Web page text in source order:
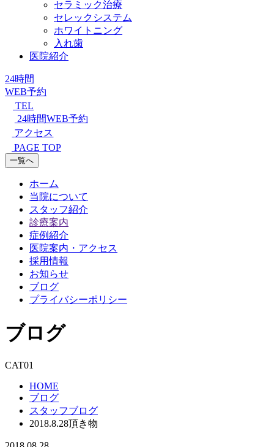
セラミック治療
セレックシステム
ホワイトニング
入れ歯
医院紹介
24時間
WEB予約
TEL
24時間WEB予約
アクセス
PAGE TOP
一覧へ
ホーム
当院について
スタッフ紹介
診療案内
症例紹介
医院案内・アクセス
採用情報
お知らせ
ブログ
プライバシーポリシー
ブログ
CAT01
HOME
ブログ
スタッフブログ
2018.8.28頂き物